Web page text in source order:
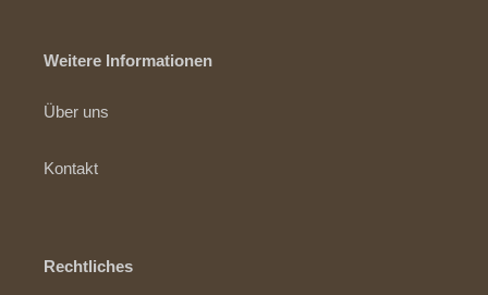
Weitere Informationen
Über uns
Kontakt
Rechtliches